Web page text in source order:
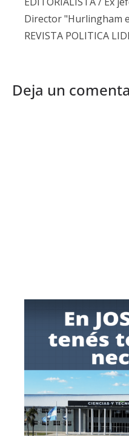
Director "Hurlingham
REVISTA POLITICA
Deja un